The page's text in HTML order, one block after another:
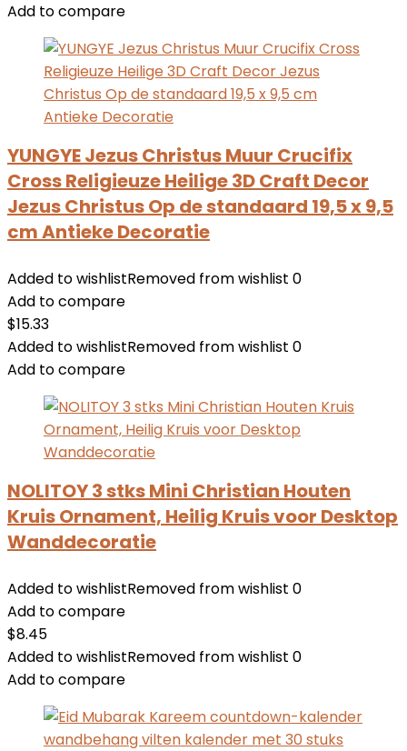
Add to compare
YUNGYE Jezus Christus Muur Crucifix
Cross Religieuze Heilige 3D Craft Decor
Jezus Christus Op de standaard 19,5 x 9,5
cm Antieke Decoratie
Added to wishlistRemoved from wishlist 0
Add to compare
$15.33
Added to wishlistRemoved from wishlist 0
Add to compare
NOLITOY 3 stks Mini Christian Houten
Kruis Ornament, Heilig Kruis voor Desktop
Wanddecoratie
Added to wishlistRemoved from wishlist 0
Add to compare
$8.45
Added to wishlistRemoved from wishlist 0
Add to compare